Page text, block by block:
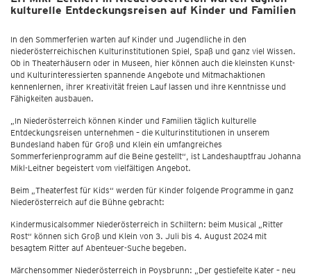
kulturelle Entdeckungsreisen auf Kinder und Familien
In den Sommerferien warten auf Kinder und Jugendliche in den
niederösterreichischen Kulturinstitutionen Spiel, Spaß und ganz viel Wissen.
Ob in Theaterhäusern oder in Museen, hier können auch die kleinsten Kunst-
und Kulturinteressierten spannende Angebote und Mitmachaktionen
kennenlernen, ihrer Kreativität freien Lauf lassen und ihre Kenntnisse und
Fähigkeiten ausbauen.
„In Niederösterreich können Kinder und Familien täglich kulturelle
Entdeckungsreisen unternehmen – die Kulturinstitutionen in unserem
Bundesland haben für Groß und Klein ein umfangreiches
Sommerferienprogramm auf die Beine gestellt“, ist Landeshauptfrau Johanna
Mikl-Leitner begeistert vom vielfältigen Angebot.
Beim „Theaterfest für Kids“ werden für Kinder folgende Programme in ganz
Niederösterreich auf die Bühne gebracht:
Kindermusicalsommer Niederösterreich in Schiltern: beim Musical „Ritter
Rost“ können sich Groß und Klein von 3. Juli bis 4. August 2024 mit
besagtem Ritter auf Abenteuer-Suche begeben.
Märchensommer Niederösterreich in Poysbrunn: „Der gestiefelte Kater – neu